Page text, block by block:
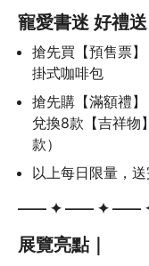
寵愛書迷 好禮送
搶先買【預售票
掛式咖啡包
搶先購【滿額禮
兌換8款【吉祥物
款）
以上每日限量，
—— ✦ —— ✦ ——
展覽亮點｜